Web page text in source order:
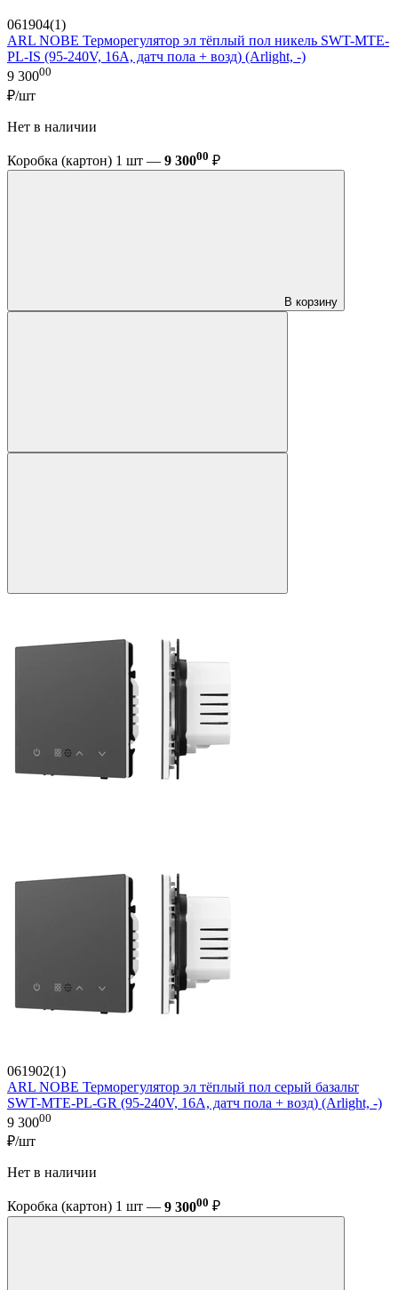
061904(1)
ARL NOBE Терморегулятор эл тёплый пол никель SWT-MTE-
PL-IS (95-240V, 16A, датч пола + возд) (Arlight, -)
9 30000
₽/шт
Нет в наличии
Коробка (картон) 1 шт — 9 30000 ₽
В корзину
061902(1)
ARL NOBE Терморегулятор эл тёплый пол серый базальт
SWT-MTE-PL-GR (95-240V, 16A, датч пола + возд) (Arlight, -)
9 30000
₽/шт
Нет в наличии
Коробка (картон) 1 шт — 9 30000 ₽